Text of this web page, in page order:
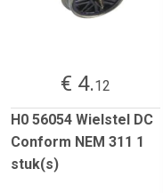
€ 4.12
H0 56054 Wielstel DC
Conform NEM 311 1
stuk(s)